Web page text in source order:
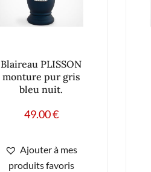
Blaireau PLISSON
monture pur gris
bleu nuit.
49.00€
Ajouter à mes
produits favoris